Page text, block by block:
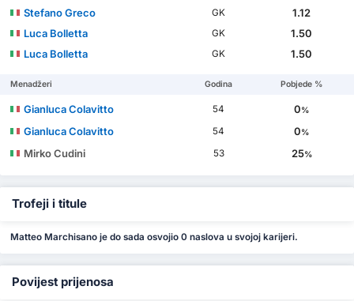
Stefano Greco
GK
1.12
Luca Bolletta
GK
1.50
Luca Bolletta
GK 1.50
Menadžeri Godina Pobjede %
Gianluca Colavitto 54 0%
Gianluca Colavitto 54 0%
Mirko Cudini 53 25%
Trofeji i titule
Matteo Marchisano je do sada osvojio 0 naslova u svojoj karijeri.
Povijest prijenosa